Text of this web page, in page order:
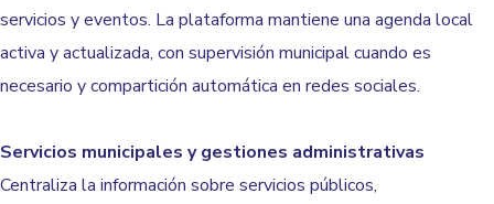
servicios y eventos. La plataforma mantiene una agenda local
activa y actualizada, con supervisión municipal cuando es
necesario y compartición automática en redes sociales.
Servicios municipales y gestiones administrativas
Centraliza la información sobre servicios públicos,